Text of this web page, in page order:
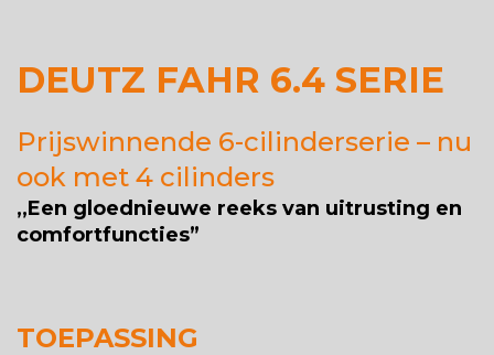
DEUTZ FAHR 6.4 SERIE
Prijswinnende 6-cilinderserie – nu
ook met 4 cilinders
,,Een gloednieuwe reeks van uitrusting en
comfortfuncties”
TOEPASSING